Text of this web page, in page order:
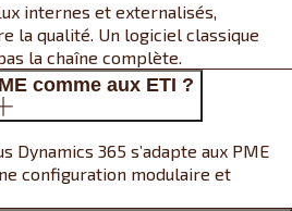
internes et externalisés,
la qualité. Un logiciel classique
la chaîne complète.
comme aux ETI ?
Dynamics 365 s’adapte aux PME
configuration modulaire et